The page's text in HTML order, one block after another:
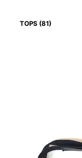
TOPS (81)